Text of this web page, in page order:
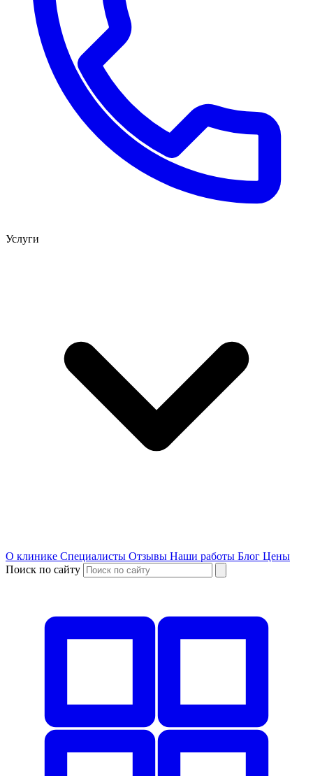
Услуги
О клинике Специалисты Отзывы Наши работы Блог Цены
Поиск по сайту